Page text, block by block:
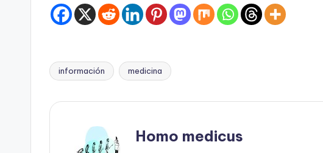
Etiquetas:
información medicina
Homo medicus